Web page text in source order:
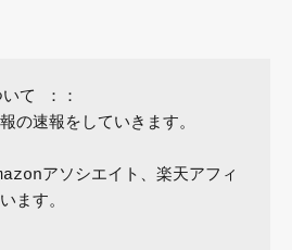
の速報をしていきます。
アソシエイト、楽天アフィ
ます。